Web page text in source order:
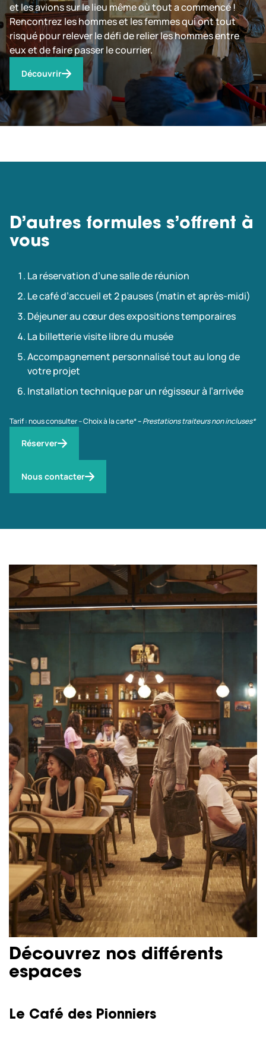
et les avions sur le lieu même où tout a commencé !
Rencontrez les hommes et les femmes qui ont tout
risqué pour relever le défi de relier les hommes entre
eux et de faire passer le courrier.
Découvrir
D’autres formules s’offrent à
vous
La réservation d’une salle de réunion
Le café d’accueil et 2 pauses (matin et après-midi)
Déjeuner au cœur des expositions temporaires
La billetterie visite libre du musée
Accompagnement personnalisé tout au long de
votre projet
Installation technique par un régisseur à l’arrivée
Tarif : nous consulter – Choix à la carte*–Prestations traiteurs non incluses*
Réserver
Nous contacter
Découvrez nos différents
espaces
Le Café des Pionniers